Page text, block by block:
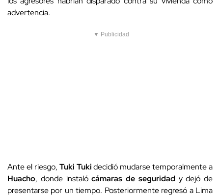
advertencia.
▼ Publicidad
Ante el riesgo, Tuki Tukidecidió mudarse temporalmente a
Huacho, donde instalócámaras de seguridad y dejó de
presentarse por un tiempo. Posteriormente regresó a Lima